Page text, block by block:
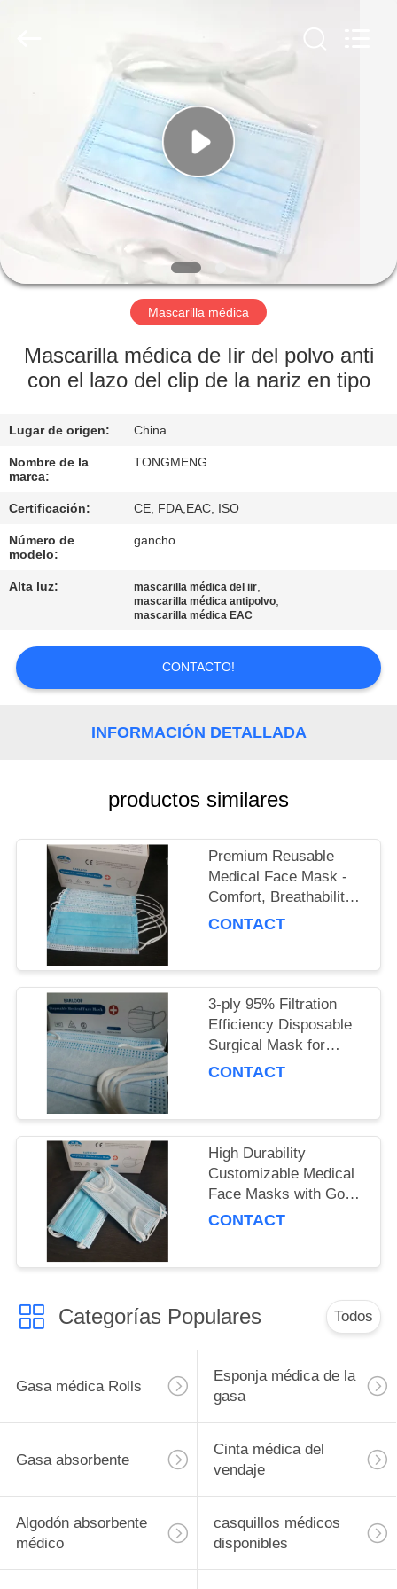
PRODUCTOS
SOBRE
NOSOTROS
VIAJE
LA
FÁBRICA
CONTROL
DE
ÉNTRENOS
EN
CONTACTO
PIDA
DEL
SITIO
PRIVACY
POLICY
Mascarilla médica
Mascarilla médica de Iir del polvo anti
con el lazo del clip de la nariz en tipo
Lugar de origen: China
Nombre de la
marca:
TONGMENG
Certificación: CE, FDA,EAC, ISO
Número de
modelo:
gancho
Alta luz: mascarilla médica del iir,
mascarilla médica antipolvo,
mascarilla médica EAC
CONTACTO!
INFORMACIÓN DETALLADA
productos similares
Premium Reusable
Medical Face Mask -
Comfort, Breathability
& Reusability
CONTACT
3-ply 95% Filtration
Efficiency Disposable
Surgical Mask for
Adults, Polypropylene
CONTACT
High Durability
Customizable Medical
Face Masks with Good
Breathability
CONTACT
Categorías Populares Todos
Gasa médica Rolls
Esponja médica de la
gasa
Gasa absorbente
Cinta médica del
vendaje
Algodón absorbente
médico
casquillos médicos
disponibles